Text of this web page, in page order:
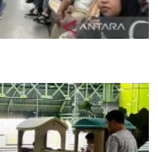
Sumsel terlayani pada H+1